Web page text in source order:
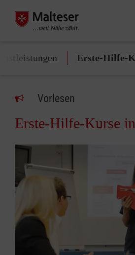
Erste-Hilfe-
Vorlesen
Erste-Hilfe-Kurse